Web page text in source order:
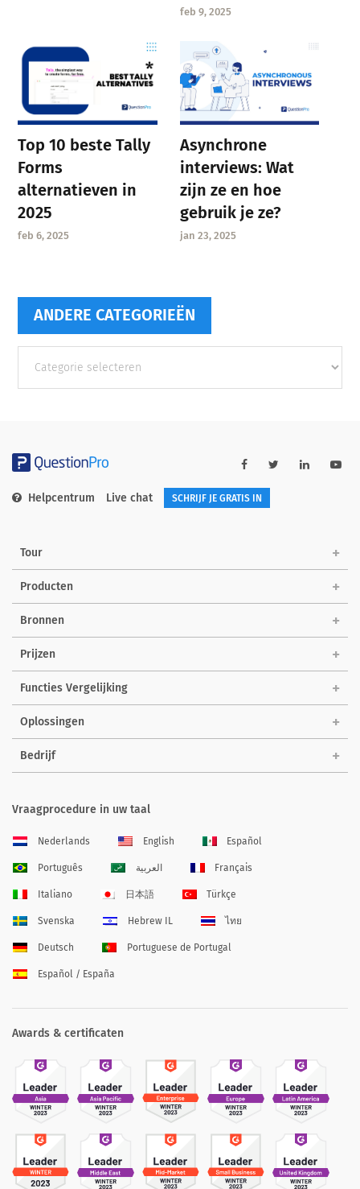
feb 9, 2025
Top 10 beste Tally
Forms
alternatieven in
2025
feb 6, 2025
Asynchrone
interviews: Wat
zijn ze en hoe
gebruik je ze?
jan 23, 2025
ANDERE CATEGORIEËN
categorieën
Helpcentrum Live chat SCHRIJF JE GRATIS IN
Tour
Producten
Bronnen
Prijzen
Functies Vergelijking
Oplossingen
Bedrijf
Vraagprocedure in uw taal
Nederlands English Español
Português العربية Français
Italiano 日本語 Türkçe
Svenska Hebrew IL ไทย
Deutsch Portuguese de Portugal
Español / España
Awards & certificaten